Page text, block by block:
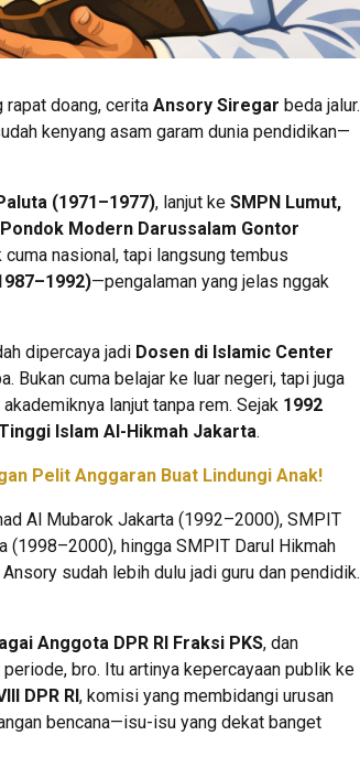
rapat doang, cerita Ansory Siregar beda jalur.
kenyang asam garam dunia pendidikan—
(1971–1977), lanjut ke SMPN Lumut,
Pondok Modern Darussalam Gontor
cuma nasional, tapi langsung tembus
—pengalaman yang jelas nggak
dipercaya jadi Dosen di Islamic Center
Bukan cuma belajar ke luar negeri, tapi juga
lanjut tanpa rem. Sejak 1992
Islam Al-Hikmah Jakarta.
Pelit Anggaran Buat Lindungi Anak!
Al Mubarok Jakarta (1992–2000), SMPIT
(1998–2000), hingga SMPIT Darul Hikmah
sudah lebih dulu jadi guru dan pendidik.
Anggota DPR RI Fraksi PKS, dan
periode, bro. Itu artinya kepercayaan publik ke
DPR RI , komisi yang membidangi urusan
bencana—isu-isu yang dekat banget